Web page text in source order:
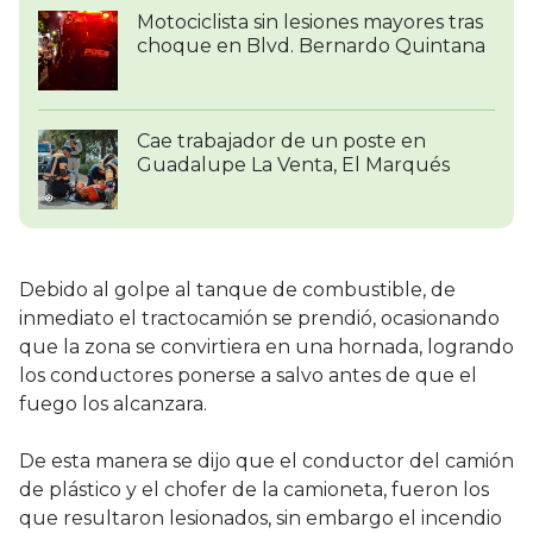
Motociclista sin lesiones mayores tras
choque en Blvd. Bernardo Quintana
Cae trabajador de un poste en
Guadalupe La Venta, El Marqués
Debido al golpe al tanque de combustible, de
inmediato el tractocamión se prendió, ocasionando
que la zona se convirtiera en una hornada, logrando
los conductores ponerse a salvo antes de que el
fuego los alcanzara.
De esta manera se dijo que el conductor del camión
de plástico y el chofer de la camioneta, fueron los
que resultaron lesionados, sin embargo el incendio